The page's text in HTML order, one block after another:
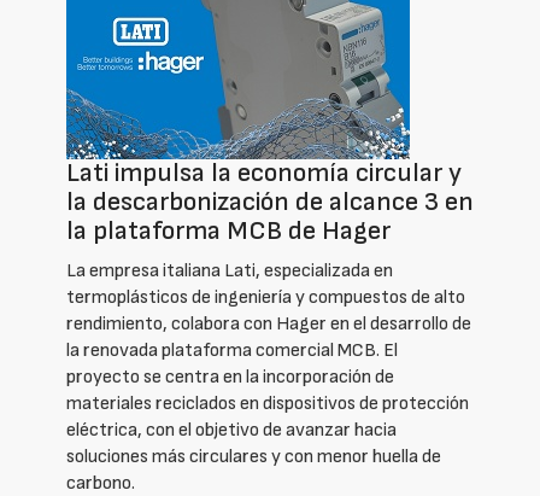
Lati impulsa la economía circular y
la descarbonización de alcance 3 en
la plataforma MCB de Hager
La empresa italiana Lati, especializada en
termoplásticos de ingeniería y compuestos de alto
rendimiento, colabora con Hager en el desarrollo de
la renovada plataforma comercial MCB. El
proyecto se centra en la incorporación de
materiales reciclados en dispositivos de protección
eléctrica, con el objetivo de avanzar hacia
soluciones más circulares y con menor huella de
carbono.